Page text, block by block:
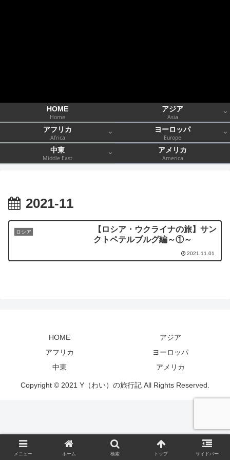
HOME
Home
アジア
Asia
アフリカ
Africa
ヨーロッパ
Europe
中東
Middle East
アメリカ
America
2021-11
ロシア
【ロシア・ウクライナの旅】サン
クトペテルブルグ編～①～
2021.11.01
HOME
アジア
アフリカ
ヨーロッパ
中東
アメリカ
Copyright © 2021 Y（わい）の旅行記 All Rights Reserved.
メニュー ホーム 検索 トップ サイドバー